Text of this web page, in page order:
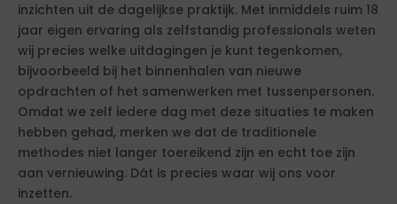
inzichten uit de dagelijkse praktijk. Met inmiddels ruim 18
jaar eigen ervaring als zelfstandig professionals weten
wij precies welke uitdagingen je kunt tegenkomen,
bijvoorbeeld bij het binnenhalen van nieuwe
opdrachten of het samenwerken met tussenpersonen.
Omdat we zelf iedere dag met deze situaties te maken
hebben gehad, merken we dat de traditionele
methodes niet langer toereikend zijn en echt toe zijn
aan vernieuwing. Dát is precies waar wij ons voor
inzetten.